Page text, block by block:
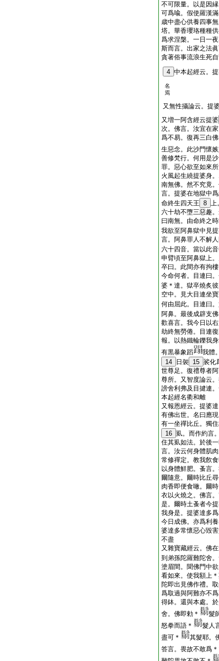
不可限量。以是因
可爲喩。假使羅漢
歳中盡心供養四事
塔。華香瓔珞種種
爲求涅槃。一日一
斯而言。出家之法
貪著俗事流浪生死
4 中本起經云。
名
焉
又無性攝論云。提
又増一阿含經云提婆
次。佛言。汝宜在
爲不易。復再三白
生惡念。此沙門懷
善修梵行。何用是
罪。惡心欲至如來
火風起生繞提婆身
南無佛。然不究竟
言。提婆在地獄中
命終生四天王 8 上
六十劫不墮三惡趣
曰南無。由命終之
我欲至阿鼻獄中見
言。阿鼻罪人不解
六十四音。當以此
申臂頃至阿鼻獄上
卒曰。此間亦有拘
今命何者。目連曰
婆＊達。獄卒燒炙
空中。見大目連坐
何由屈此。目連曰
阿鼻。最後成辟支
歡喜言。我今日以
劫終無勞倦。目連
報。以熱鐵輪鑠我
有黒暴象蹈
我體
14
日袈 15 裟化
世尊足。復禮尊者
尊所。又智度論云
謗舍利弗及目揵連
本起經名衢和離
又報恩經云。提婆
有佛出世。名曰應
有一坐禪比丘。獨
16 虱。而作約言
住其虱如法。於後
言。汝云何身體肌
常修禪定。教我飮
以身體鮮肥。蚤言
爾隨意。爾時比丘
肉香即便食噉。爾
衣以火燒之。佛言
是。爾時土蚤者今
我身是。提婆達多
今日成佛。亦爲利
婆達多常懷惡心毀
不盡
又雜寶藏經云。佛
到弟孫陀羅難陀舍
塗眉間。聞佛門中
看如來。使我額上
陀即出見佛作禮。
爲取過與阿難亦不
得鉢。還與本處。
舍。佛即勅＊
髮
怒拳而語＊
髮人
盡可＊
其髮耶。
答言。畏故不敢爲＊